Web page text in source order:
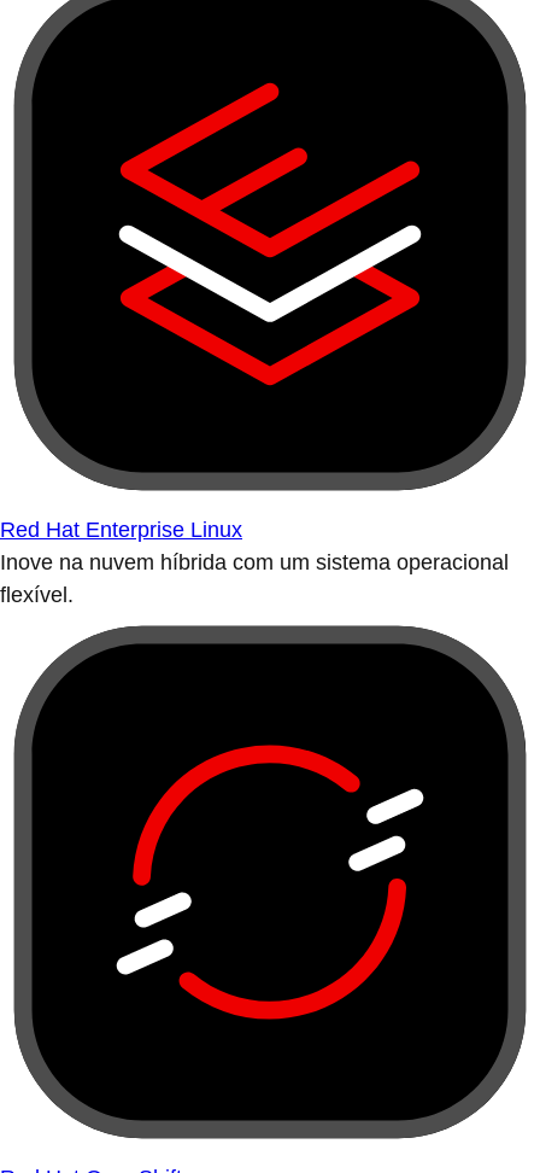
Red Hat Enterprise Linux
Inove na nuvem híbrida com um sistema operacional
flexível.